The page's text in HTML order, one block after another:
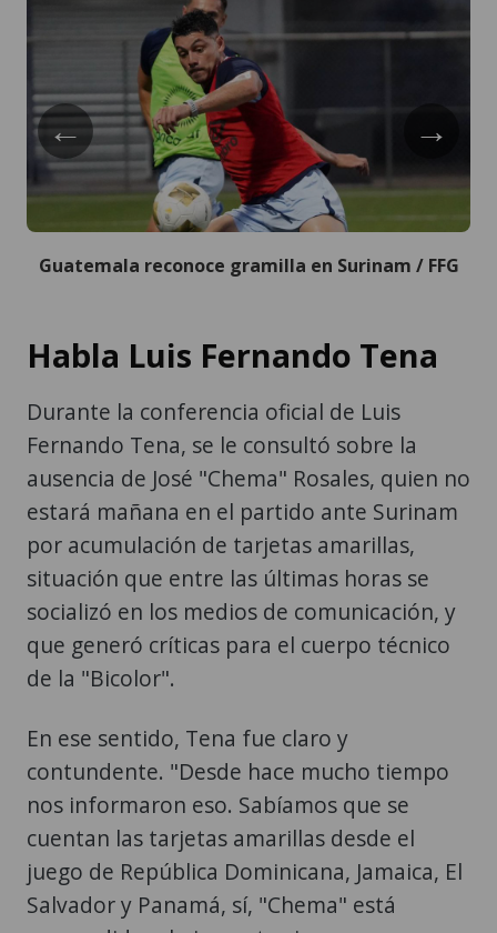
←
Guatemala reconoce gramilla en Surinam / FFG
→
Habla Luis Fernando Tena
Durante la conferencia oficial de Luis
Fernando Tena, se le consultó sobre la
ausencia de José "Chema" Rosales, quien no
estará mañana en el partido ante Surinam
por acumulación de tarjetas amarillas,
situación que entre las últimas horas se
socializó en los medios de comunicación, y
que generó críticas para el cuerpo técnico
de la "Bicolor".
En ese sentido, Tena fue claro y
contundente. "Desde hace mucho tiempo
nos informaron eso. Sabíamos que se
cuentan las tarjetas amarillas desde el
juego de República Dominicana, Jamaica, El
Salvador y Panamá, sí, "Chema" está